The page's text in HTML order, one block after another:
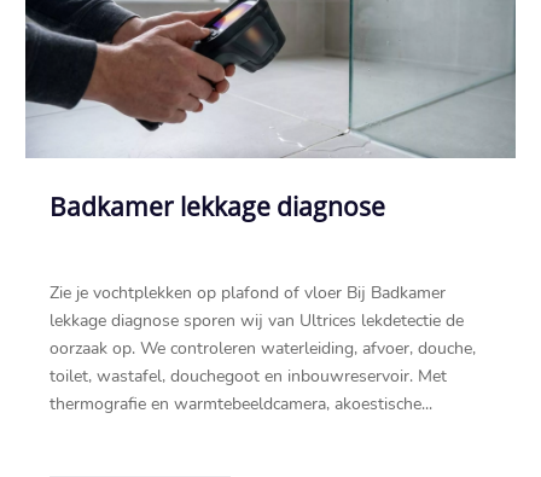
Badkamer lekkage diagnose
Zie je vochtplekken op plafond of vloer Bij Badkamer
lekkage diagnose sporen wij van Ultrices lekdetectie de
oorzaak op.​ We controleren waterleiding, afvoer, douche,
toilet, wastafel, douchegoot en inbouwreservoir.​ Met
thermografie en warmtebeeldcamera, akoestische...